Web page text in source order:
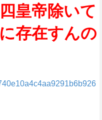
皇帝除いて
存在すんの